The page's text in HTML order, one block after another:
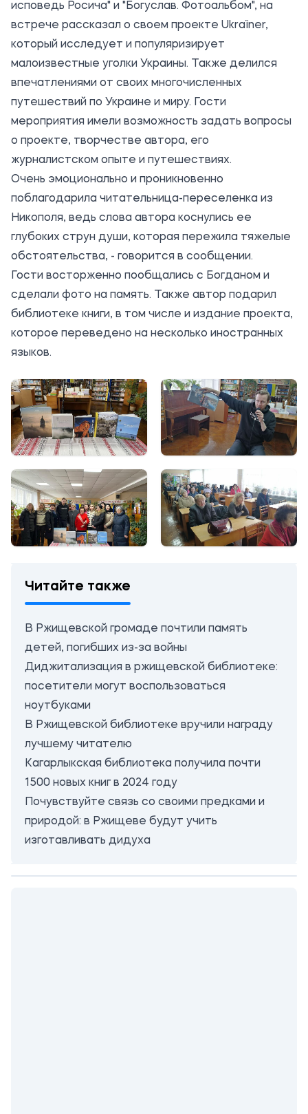
исповедь Росича" и "Богуслав. Фотоальбом", на
встрече рассказал о своем проекте Ukraїner,
который исследует и популяризирует
малоизвестные уголки Украины. Также делился
впечатлениями от своих многочисленных
путешествий по Украине и миру. Гости
мероприятия имели возможность задать вопросы
о проекте, творчестве автора, его
журналистском опыте и путешествиях.
Очень эмоционально и проникновенно
поблагодарила читательница-переселенка из
Никополя, ведь слова автора коснулись ее
глубоких струн души, которая пережила тяжелые
обстоятельства, - говорится в сообщении.
Гости восторженно пообщались с Богданом и
сделали фото на память. Также автор подарил
библиотеке книги, в том числе и издание проекта,
которое переведено на несколько иностранных
языков.
Читайте также
В Ржищевской громаде почтили память
детей, погибших из-за войны
Диджитализация в ржищевской библиотеке:
посетители могут воспользоваться
ноутбуками
В Ржищевской библиотеке вручили награду
лучшему читателю
Кагарлыкская библиотека получила почти
1500 новых книг в 2024 году
Почувствуйте связь со своими предками и
природой: в Ржищеве будут учить
изготавливать дидуха